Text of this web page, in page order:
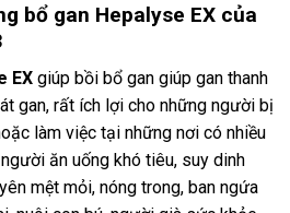
bổ gan Hepalyse EX của
EX giúp bồi bổ gan giúp gan thanh
gan, rất ích lợi cho những người bị
làm việc tại những nơi có nhiều
ăn uống khó tiêu, suy dinh
mệt mỏi, nóng trong, ban ngứa